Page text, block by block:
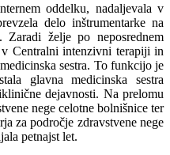
oddelku, nadaljevala v
delo inštrumentarke na
Zaradi želje po neposrednem
Centralni intenzivni terapiji in
sestra. To funkcijo je
glavna medicinska sestra
dejavnosti. Na prelomu
nege celotne bolnišnice ter
za področje zdravstvene nege
petnajst let.